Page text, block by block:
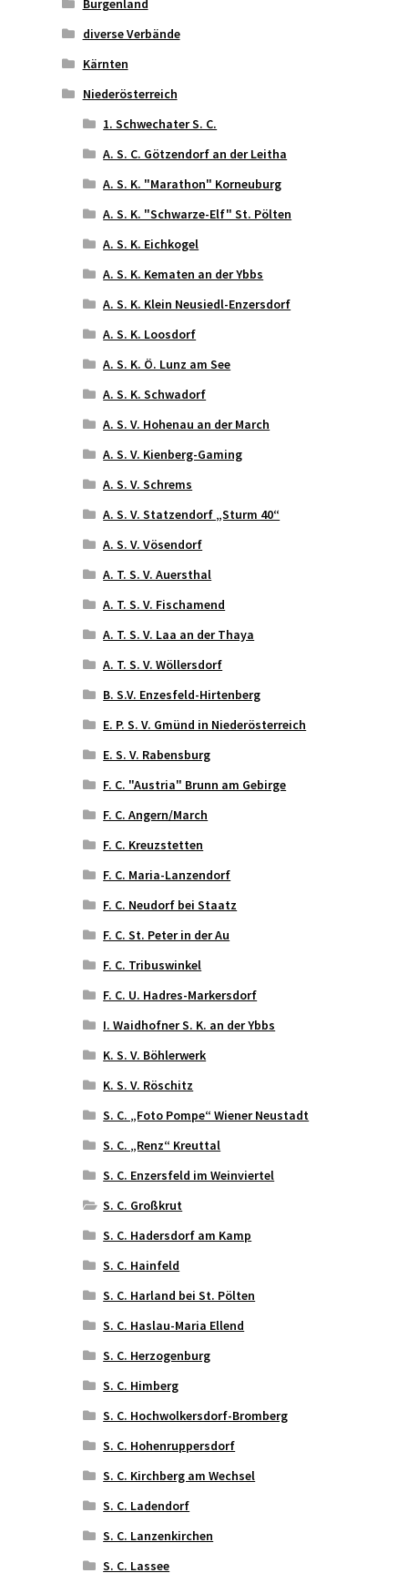
Burgenland
diverse Verbände
Kärnten
Niederösterreich
1. Schwechater S. C.
A. S. C. Götzendorf an der Leitha
A. S. K. "Marathon" Korneuburg
A. S. K. "Schwarze-Elf" St. Pölten
A. S. K. Eichkogel
A. S. K. Kematen an der Ybbs
A. S. K. Klein Neusiedl-Enzersdorf
A. S. K. Loosdorf
A. S. K. Ö. Lunz am See
A. S. K. Schwadorf
A. S. V. Hohenau an der March
A. S. V. Kienberg-Gaming
A. S. V. Schrems
A. S. V. Statzendorf „Sturm 40“
A. S. V. Vösendorf
A. T. S. V. Auersthal
A. T. S. V. Fischamend
A. T. S. V. Laa an der Thaya
A. T. S. V. Wöllersdorf
B. S.V. Enzesfeld-Hirtenberg
E. P. S. V. Gmünd in Niederösterreich
E. S. V. Rabensburg
F. C. "Austria" Brunn am Gebirge
F. C. Angern/March
F. C. Kreuzstetten
F. C. Maria-Lanzendorf
F. C. Neudorf bei Staatz
F. C. St. Peter in der Au
F. C. Tribuswinkel
F. C. U. Hadres-Markersdorf
I. Waidhofner S. K. an der Ybbs
K. S. V. Böhlerwerk
K. S. V. Röschitz
S. C. „Foto Pompe“ Wiener Neustadt
S. C. „Renz“ Kreuttal
S. C. Enzersfeld im Weinviertel
S. C. Großkrut
S. C. Hadersdorf am Kamp
S. C. Hainfeld
S. C. Harland bei St. Pölten
S. C. Haslau-Maria Ellend
S. C. Herzogenburg
S. C. Himberg
S. C. Hochwolkersdorf-Bromberg
S. C. Hohenruppersdorf
S. C. Kirchberg am Wechsel
S. C. Ladendorf
S. C. Lanzenkirchen
S. C. Lassee